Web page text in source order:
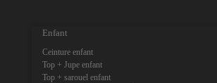
Enfant
Ceinture enfant
Top + Jupe enfant
Top + sarouel enfant